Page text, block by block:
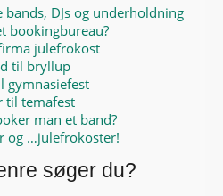
DJs og underholdning
bookingbureau?
julefrokost
til bryllup
gymnasiefest
til temafest
man et band?
og …julefrokoster!
søger du?